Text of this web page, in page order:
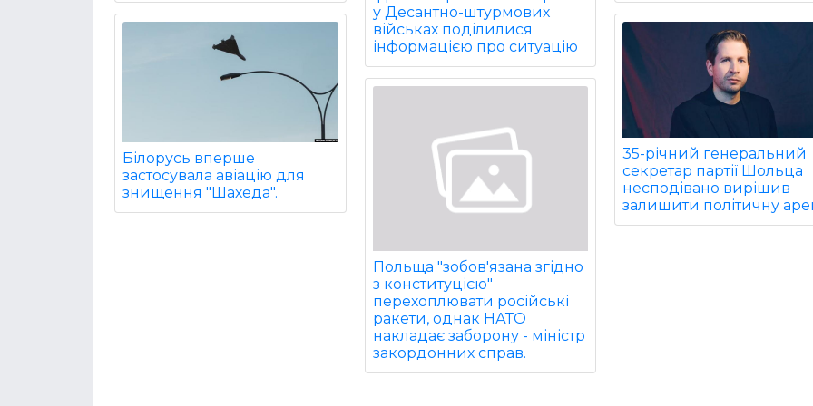
Білорусь вперше
застосувала авіацію для
знищення "Шахеда".
у Десантно-штурмових
військах поділилися
інформацією про ситуацію
Польща "зобов'язана згідно
з конституцією"
перехоплювати російські
ракети, однак НАТО
накладає заборону - міністр
закордонних справ.
35-річний генеральний
секретар партії Шольца
несподівано вирішив
залишити політичну